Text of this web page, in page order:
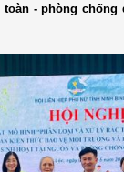
- phòng chống